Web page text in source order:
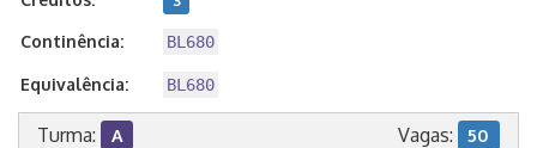
Continência: BL680
Equivalência: BL680
Turma: A Vagas: 50